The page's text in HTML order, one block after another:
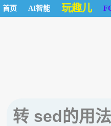
首页 AI智能 玩趣儿
转 sed的用法